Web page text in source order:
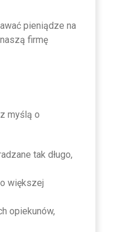
pieniądze na
firmę
myślą o
tak długo,
większej
opiekunów,